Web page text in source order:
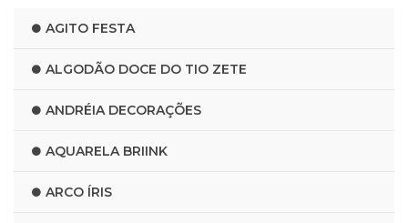
AGITO FESTA
ALGODÃO DOCE DO TIO ZETE
ANDRÉIA DECORAÇÕES
AQUARELA BRIINK
ARCO ÍRIS